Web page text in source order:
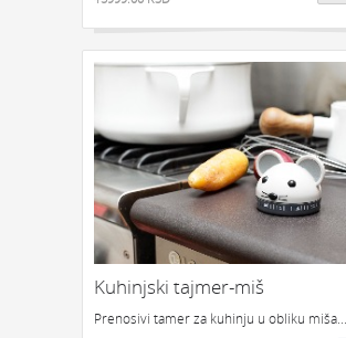
Kuhinjski tajmer-miš
Prenosivi tamer za kuhinju u obliku miša.....